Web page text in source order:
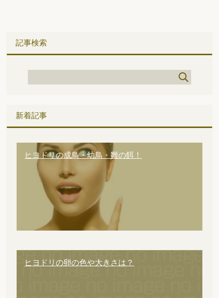
記事検索
新着記事
ヒヨドリの成鳥・幼鳥・雛の餌！
ヒヨドリの卵の色や大きさは？